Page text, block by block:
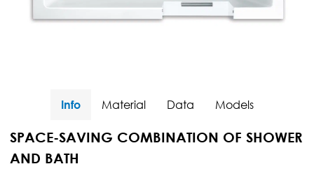
Info Material Data Models
SPACE-SAVING COMBINATION OF SHOWER
AND BATH